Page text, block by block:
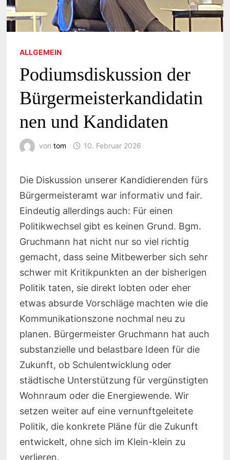
ALLGEMEIN
Podiumsdiskussion der
Bürgermeisterkandidatin
nen und Kandidaten
von tom 10. Februar 2026
Die Diskussion unserer Kandidierenden fürs
Bürgermeisteramt war informativ und fair.
Eindeutig allerdings auch: Für einen
Politikwechsel gibt es keinen Grund. Bgm.
Gruchmann hat nicht nur so viel richtig
gemacht, dass seine Mitbewerber sich sehr
schwer mit Kritikpunkten an der bisherigen
Politik taten, sie direkt lobten oder eher
etwas absurde Vorschläge machten wie die
Kommunikationszone nochmal neu zu
planen. Bürgermeister Gruchmann hat auch
substanzielle und belastbare Ideen für die
Zukunft, ob Schulentwicklung oder
städtische Unterstützung für vergünstigten
Wohnraum oder die Energiewende. Wir
setzen weiter auf eine vernunftgeleitete
Politik, die konkrete Pläne für die Zukunft
entwickelt, ohne sich im Klein-klein zu
verlieren.